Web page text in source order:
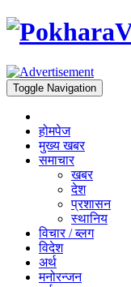
Toggle Navigation
होमपेज
मुख्य खबर
समाचार
खबर
देश
प्रशासन
स्थानिय
विचार / ब्लग
विदेश
अर्थ
मनोरन्जन